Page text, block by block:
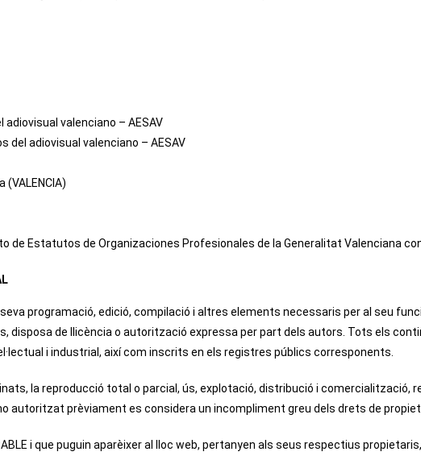
valenciano – AESAV
del adiovisual valenciano – AESAV
(VALENCIA)
de Estatutos de Organizaciones Profesionales de la Generalitat Valenciana
programació, edició, compilació i altres elements necessaris per al seu
disposa de llicència o autorització expressa per part dels autors. Tots els
i industrial, així com inscrits en els registres públics corresponents.
la reproducció total o parcial, ús, explotació, distribució i comercialització,
autoritzat prèviament es considera un incompliment greu dels drets de
i que puguin aparèixer al lloc web, pertanyen als seus respectius